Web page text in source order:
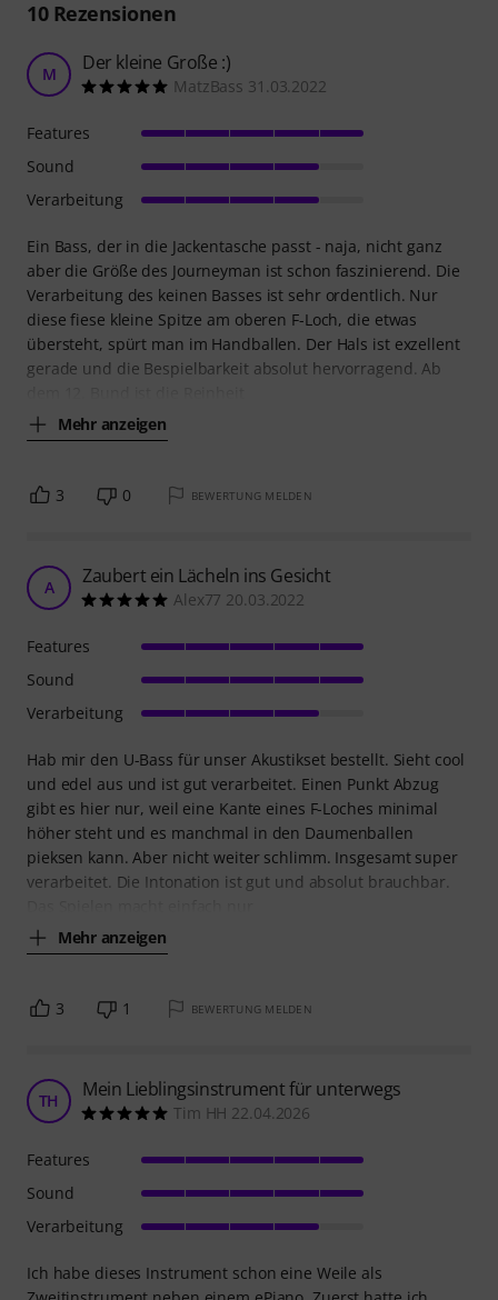
10Rezensionen
M Der kleine Große :)
MatzBass 31.03.2022
Ein Bass, der in die Jackentasche passt - naja, nicht ganz
aber die Größe des Journeyman ist schon faszinierend. Die
Verarbeitung des keinen Basses ist sehr ordentlich. Nur
diese fiese kleine Spitze am oberen F-Loch, die etwas
übersteht, spürt man im Handballen. Der Hals ist exzellent
gerade und die Bespielbarkeit absolut hervorragend. Ab
Mehr anzeigen
Features
Sound
Verarbeitung
3 0 BEWERTUNG MELDEN
A Zaubert ein Lächeln ins Gesicht
Alex77 20.03.2022
Hab mir den U-Bass für unser Akustikset bestellt. Sieht cool
und edel aus und ist gut verarbeitet. Einen Punkt Abzug
gibt es hier nur, weil eine Kante eines F-Loches minimal
höher steht und es manchmal in den Daumenballen
pieksen kann. Aber nicht weiter schlimm. Insgesamt super
verarbeitet. Die Intonation ist gut und absolut brauchbar.
Mehr anzeigen
Features
Sound
Verarbeitung
3 1 BEWERTUNG MELDEN
TH Mein Lieblingsinstrument für unterwegs
Tim HH 22.04.2026
Ich habe dieses Instrument schon eine Weile als
Features
Sound
Verarbeitung